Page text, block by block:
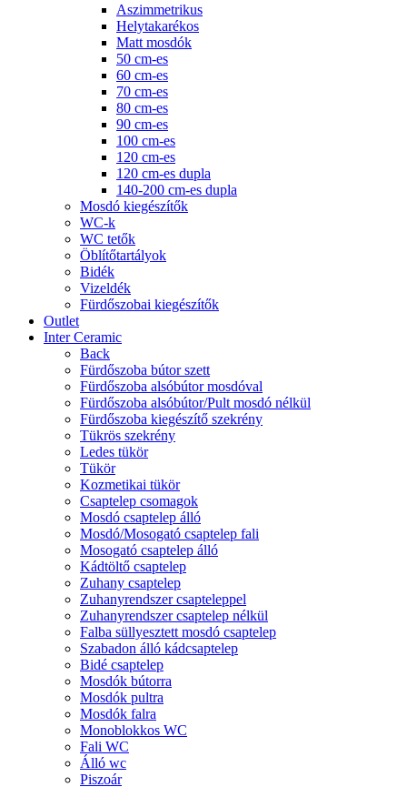
Aszimmetrikus
Helytakarékos
Matt mosdók
50 cm-es
60 cm-es
70 cm-es
80 cm-es
90 cm-es
100 cm-es
120 cm-es
120 cm-es dupla
140-200 cm-es dupla
Mosdó kiegészítők
WC-k
WC tetők
Öblítőtartályok
Bidék
Vizeldék
Fürdőszobai kiegészítők
Outlet
Inter Ceramic
Back
Fürdőszoba bútor szett
Fürdőszoba alsóbútor mosdóval
Fürdőszoba alsóbútor/Pult mosdó nélkül
Fürdőszoba kiegészítő szekrény
Tükrös szekrény
Ledes tükör
Tükör
Kozmetikai tükör
Csaptelep csomagok
Mosdó csaptelep álló
Mosdó/Mosogató csaptelep fali
Mosogató csaptelep álló
Kádtöltő csaptelep
Zuhany csaptelep
Zuhanyrendszer csapteleppel
Zuhanyrendszer csaptelep nélkül
Falba süllyesztett mosdó csaptelep
Szabadon álló kádcsaptelep
Bidé csaptelep
Mosdók bútorra
Mosdók pultra
Mosdók falra
Monoblokkos WC
Fali WC
Álló wc
Piszoár